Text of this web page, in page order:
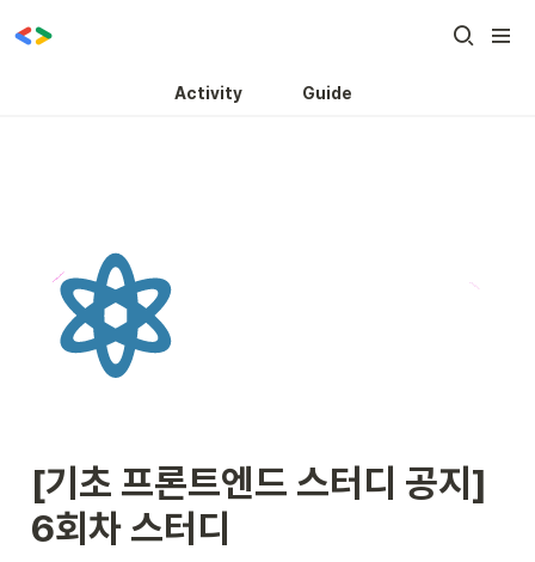
Activity Guide
[기초 프론트엔드 스터디 공지]
6회차 스터디